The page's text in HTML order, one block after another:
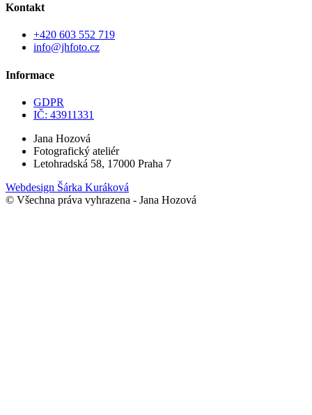
Kontakt
+420 603 552 719
info@jhfoto.cz
Informace
GDPR
IČ: 43911331
Jana Hozová
Fotografický ateliér
Letohradská 58, 17000 Praha 7
Webdesign Šárka Kuráková
© Všechna práva vyhrazena - Jana Hozová